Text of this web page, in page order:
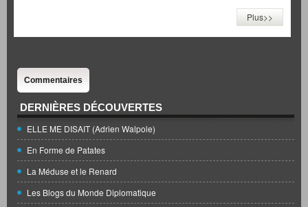
Plus>>
Commentaires
DERNIÈRES DÉCOUVERTES
ELLE ME DISAIT (Adrien Walpole)
En Forme de Patates
La Méduse et le Renard
Les Blogs du Monde Diplomatique